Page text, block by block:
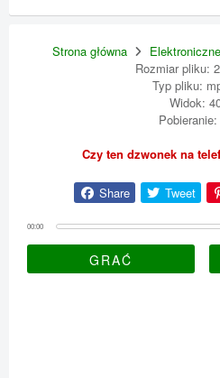
Strona główna Elektroniczne
Rozmiar pliku:
Typ pliku:
Widok:
Czy ten dzwonek na
Share Tweet
00:00
GRAĆ